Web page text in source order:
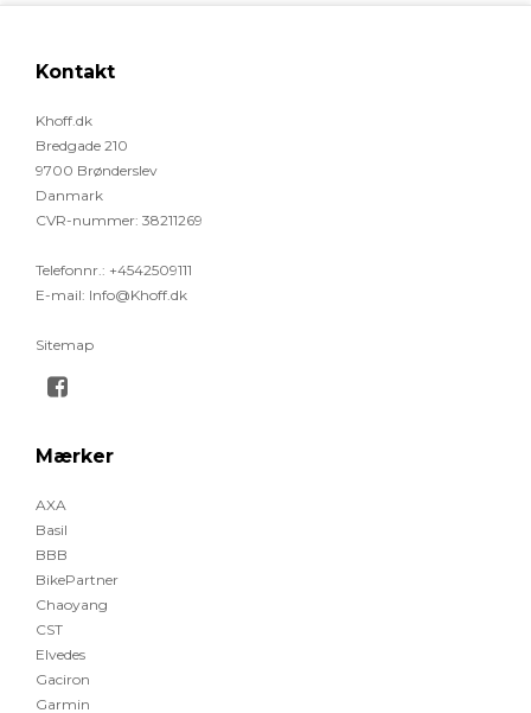
Kontakt
Khoff.dk
Bredgade 210
9700 Brønderslev
Danmark
CVR-nummer: 38211269
Telefonnr.: +4542509111
E-mail: Info@Khoff.dk
Sitemap
Mærker
AXA
Basil
BBB
BikePartner
Chaoyang
CST
Elvedes
Gaciron
Garmin